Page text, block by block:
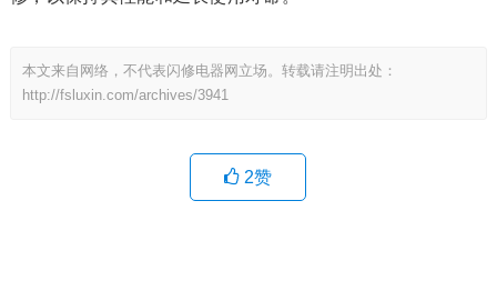
本文来自网络，不代表闪修电器网立场。转载请注明出处：
http://fsluxin.com/archives/3941
2赞